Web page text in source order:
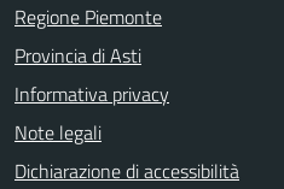
Regione Piemonte
Provincia di Asti
Informativa privacy
Note legali
Dichiarazione di accessibilità